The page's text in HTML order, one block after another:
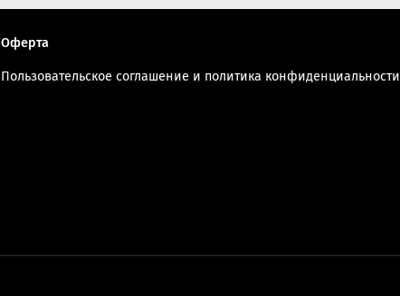
Оферта
Пользовательское соглашение и политика конфиденциальности